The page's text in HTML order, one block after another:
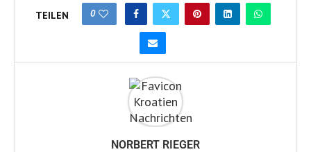
TEILEN 0
NORBERT RIEGER